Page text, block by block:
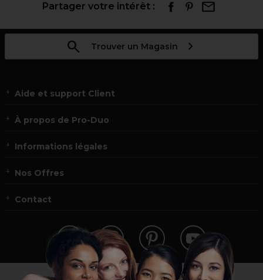
Partager votre intérêt :
Trouver un Magasin
Aide et support Client
À propos de Pro-Duo
Informations légales
Nos Offres
Contact
Vous n’êtes pas un professionnel ?